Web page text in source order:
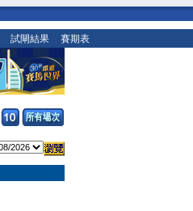
試閘結果 賽期表